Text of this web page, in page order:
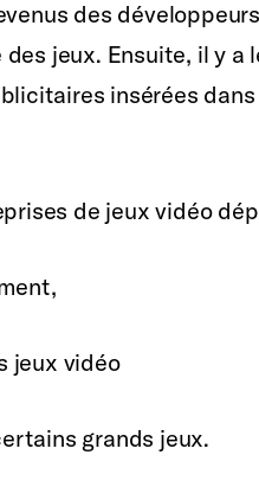
des
jeux. Ensuite, il y a
insérées
de jeux vidéo
jeux vidéo
grands jeux.